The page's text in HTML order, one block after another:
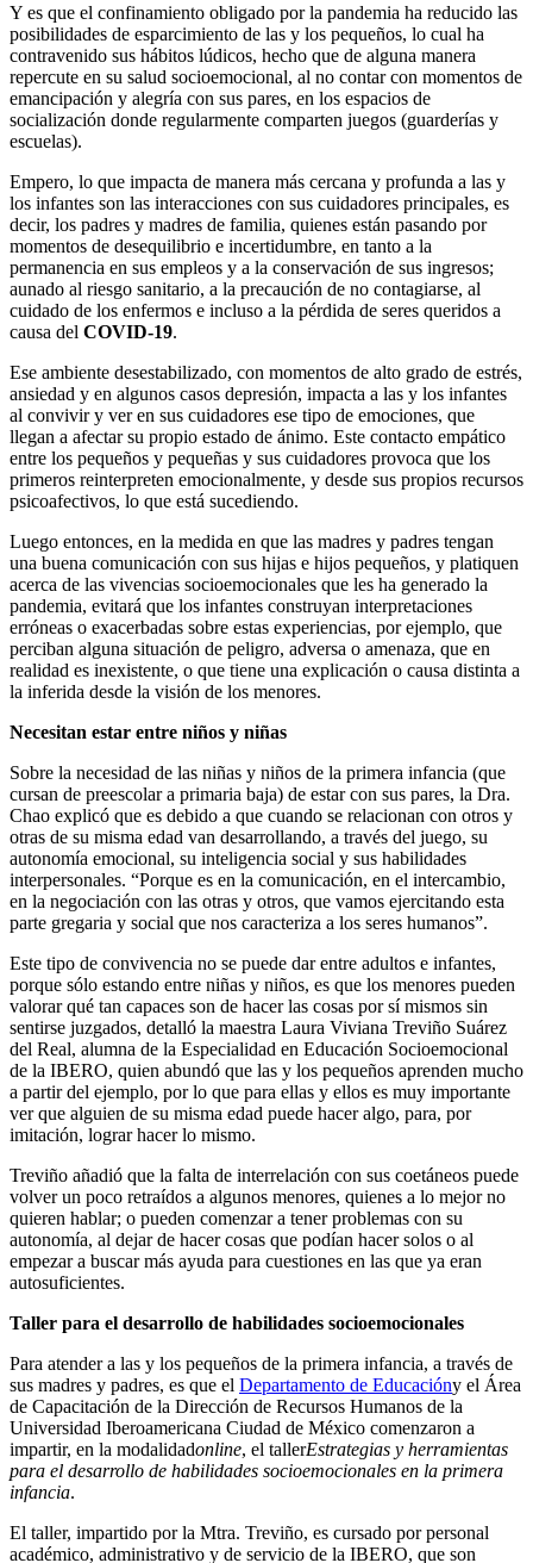
Y es que el confinamiento obligado por la pandemia ha reducido las
posibilidades de esparcimiento de las y los pequeños, lo cual ha
contravenido sus hábitos lúdicos, hecho que de alguna manera
repercute en su salud socioemocional, al no contar con momentos de
emancipación y alegría con sus pares, en los espacios de
socialización donde regularmente comparten juegos (guarderías y
escuelas).
Empero, lo que impacta de manera más cercana y profunda a las y
los infantes son las interacciones con sus cuidadores principales, es
decir, los padres y madres de familia, quienes están pasando por
momentos de desequilibrio e incertidumbre, en tanto a la
permanencia en sus empleos y a la conservación de sus ingresos;
aunado al riesgo sanitario, a la precaución de no contagiarse, al
cuidado de los enfermos e incluso a la pérdida de seres queridos a
causa del COVID-19.
Ese ambiente desestabilizado, con momentos de alto grado de estrés,
ansiedad y en algunos casos depresión, impacta a las y los infantes
al convivir y ver en sus cuidadores ese tipo de emociones, que
llegan a afectar su propio estado de ánimo. Este contacto empático
entre los pequeños y pequeñas y sus cuidadores provoca que los
primeros reinterpreten emocionalmente, y desde sus propios recursos
psicoafectivos, lo que está sucediendo.
Luego entonces, en la medida en que las madres y padres tengan
una buena comunicación con sus hijas e hijos pequeños, y platiquen
acerca de las vivencias socioemocionales que les ha generado la
pandemia, evitará que los infantes construyan interpretaciones
erróneas o exacerbadas sobre estas experiencias, por ejemplo, que
perciban alguna situación de peligro, adversa o amenaza, que en
realidad es inexistente, o que tiene una explicación o causa distinta a
la inferida desde la visión de los menores.
Necesitan estar entre niños y niñas
Sobre la necesidad de las niñas y niños de la primera infancia (que
cursan de preescolar a primaria baja) de estar con sus pares, la Dra.
Chao explicó que es debido a que cuando se relacionan con otros y
otras de su misma edad van desarrollando, a través del juego, su
autonomía emocional, su inteligencia social y sus habilidades
interpersonales. “Porque es en la comunicación, en el intercambio,
en la negociación con las otras y otros, que vamos ejercitando esta
parte gregaria y social que nos caracteriza a los seres humanos”.
Este tipo de convivencia no se puede dar entre adultos e infantes,
porque sólo estando entre niñas y niños, es que los menores pueden
valorar qué tan capaces son de hacer las cosas por sí mismos sin
sentirse juzgados, detalló la maestra Laura Viviana Treviño Suárez
del Real, alumna de la Especialidad en Educación Socioemocional
de la IBERO, quien abundó que las y los pequeños aprenden mucho
a partir del ejemplo, por lo que para ellas y ellos es muy importante
ver que alguien de su misma edad puede hacer algo, para, por
imitación, lograr hacer lo mismo.
Treviño añadió que la falta de interrelación con sus coetáneos puede
volver un poco retraídos a algunos menores, quienes a lo mejor no
quieren hablar; o pueden comenzar a tener problemas con su
autonomía, al dejar de hacer cosas que podían hacer solos o al
empezar a buscar más ayuda para cuestiones en las que ya eran
autosuficientes.
Taller para el desarrollo de habilidades socioemocionales
Para atender a las y los pequeños de la primera infancia, a través de
sus madres y padres, es que el Departamento de Educacióny el Área
de Capacitación de la Dirección de Recursos Humanos de la
Universidad Iberoamericana Ciudad de México comenzaron a
impartir, en la modalidadonline, el tallerEstrategias y herramientas
para el desarrollo de habilidades socioemocionales en la primera
infancia.
El taller, impartido por la Mtra. Treviño, es cursado por personal
académico, administrativo y de servicio de la IBERO, que son